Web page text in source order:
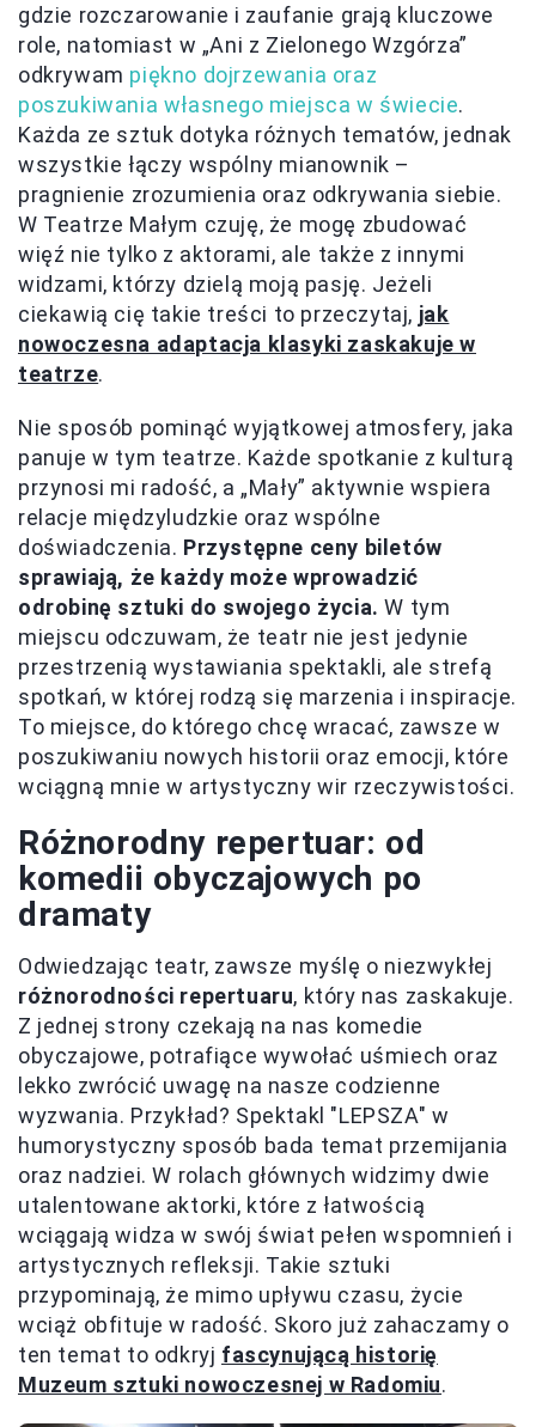
gdzie rozczarowanie i zaufanie grają kluczowe
role, natomiast w „Ani z Zielonego Wzgórza”
odkrywam piękno dojrzewania oraz
poszukiwania własnego miejsca w świecie.
Każda ze sztuk dotyka różnych tematów, jednak
wszystkie łączy wspólny mianownik –
pragnienie zrozumienia oraz odkrywania siebie.
W Teatrze Małym czuję, że mogę zbudować
więź nie tylko z aktorami, ale także z innymi
widzami, którzy dzielą moją pasję. Jeżeli
ciekawią cię takie treści to przeczytaj, jak
nowoczesna adaptacja klasyki zaskakuje w
teatrze.
Nie sposób pominąć wyjątkowej atmosfery, jaka
panuje w tym teatrze. Każde spotkanie z kulturą
przynosi mi radość, a „Mały” aktywnie wspiera
relacje międzyludzkie oraz wspólne
doświadczenia. Przystępne ceny biletów
sprawiają, że każdy może wprowadzić
odrobinę sztuki do swojego życia. W tym
miejscu odczuwam, że teatr nie jest jedynie
przestrzenią wystawiania spektakli, ale strefą
spotkań, w której rodzą się marzenia i inspiracje.
To miejsce, do którego chcę wracać, zawsze w
poszukiwaniu nowych historii oraz emocji, które
wciągną mnie w artystyczny wir rzeczywistości.
Różnorodny repertuar: od
komedii obyczajowych po
dramaty
Odwiedzając teatr, zawsze myślę o niezwykłej
różnorodności repertuaru, który nas zaskakuje.
Z jednej strony czekają na nas komedie
obyczajowe, potrafiące wywołać uśmiech oraz
lekko zwrócić uwagę na nasze codzienne
wyzwania. Przykład? Spektakl "LEPSZA" w
humorystyczny sposób bada temat przemijania
oraz nadziei. W rolach głównych widzimy dwie
utalentowane aktorki, które z łatwością
wciągają widza w swój świat pełen wspomnień i
artystycznych refleksji. Takie sztuki
przypominają, że mimo upływu czasu, życie
wciąż obfituje w radość. Skoro już zahaczamy o
ten temat to odkryj fascynującą historię
Muzeum sztuki nowoczesnej w Radomiu.